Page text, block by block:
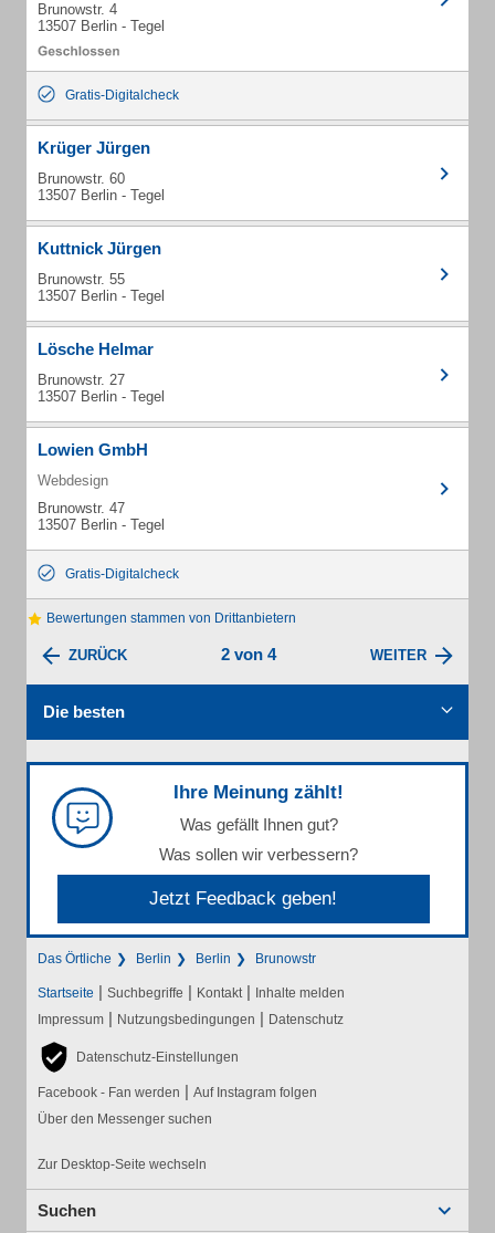
Brunowstr. 4
13507 Berlin - Tegel
Gratis-Digitalcheck
Krüger Jürgen
Brunowstr. 60
13507 Berlin - Tegel
Kuttnick Jürgen
Brunowstr. 55
13507 Berlin - Tegel
Lösche Helmar
Brunowstr. 27
13507 Berlin - Tegel
Lowien GmbH
Webdesign
Brunowstr. 47
13507 Berlin - Tegel
Gratis-Digitalcheck
Bewertungen stammen von Drittanbietern
ZURÜCK 2 von 4 WEITER
Die besten
Ihre Meinung zählt!
Was gefällt Ihnen gut?
Was sollen wir verbessern?
Jetzt Feedback geben!
Das Örtliche Berlin Berlin Brunowstr
Startseite | Suchbegriffe | Kontakt | Inhalte melden
Impressum | Nutzungsbedingungen | Datenschutz
Datenschutz-Einstellungen
Facebook - Fan werden | Auf Instagram folgen
Über den Messenger suchen
Zur Desktop-Seite wechseln
Suchen